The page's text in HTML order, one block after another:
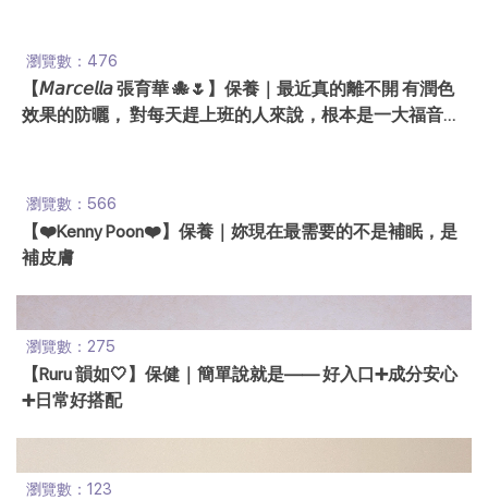
瀏覽數：476
【𝘔𝘢𝘳𝘤𝘦𝘭𝘭𝘢 張育華 🐙🌷】保養｜最近真的離不開 有潤色
效果的防曬， 對每天趕上班的人來說，根本是一大福音☀
瀏覽數：566
【❤️Kenny Poon❤️】保養｜妳現在最需要的不是補眠，是
補皮膚
瀏覽數：275
【Ruru 韻如🤍】保健｜簡單說就是—— 好入口➕成分安心
➕日常好搭配
瀏覽數：123